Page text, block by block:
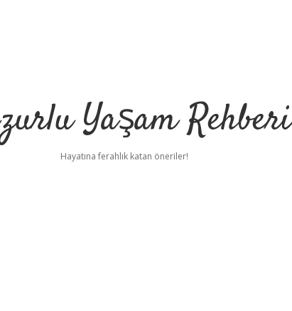
Yaşam Rehberi
Hayatına ferahlık katan öneriler!